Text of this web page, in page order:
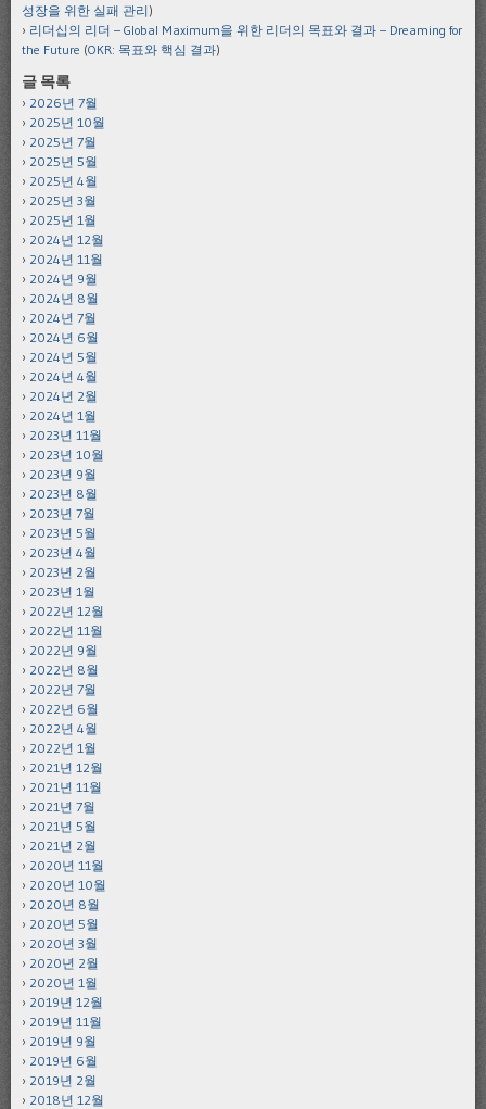
성장을 위한 실패 관리)
리더십의 리더 – Global Maximum을 위한 리더의 목표와 결과 – Dreaming for
the Future (OKR: 목표와 핵심 결과)
글 목록
2026년 7월
2025년 10월
2025년 7월
2025년 5월
2025년 4월
2025년 3월
2025년 1월
2024년 12월
2024년 11월
2024년 9월
2024년 8월
2024년 7월
2024년 6월
2024년 5월
2024년 4월
2024년 2월
2024년 1월
2023년 11월
2023년 10월
2023년 9월
2023년 8월
2023년 7월
2023년 5월
2023년 4월
2023년 2월
2023년 1월
2022년 12월
2022년 11월
2022년 9월
2022년 8월
2022년 7월
2022년 6월
2022년 4월
2022년 1월
2021년 12월
2021년 11월
2021년 7월
2021년 5월
2021년 2월
2020년 11월
2020년 10월
2020년 8월
2020년 5월
2020년 3월
2020년 2월
2020년 1월
2019년 12월
2019년 11월
2019년 9월
2019년 6월
2019년 2월
2018년 12월